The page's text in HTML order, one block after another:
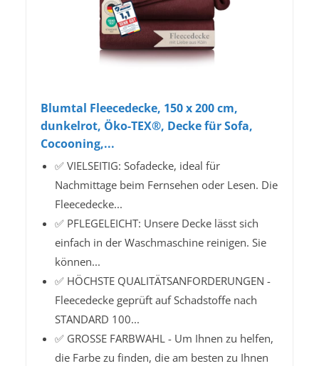
Blumtal Fleecedecke, 150 x 200 cm,
dunkelrot, Öko-TEX®, Decke für Sofa,
Cocooning,...
✅ VIELSEITIG: Sofadecke, ideal für
Nachmittage beim Fernsehen oder Lesen. Die
Fleecedecke...
✅ PFLEGELEICHT: Unsere Decke lässt sich
einfach in der Waschmaschine reinigen. Sie
können...
✅ HÖCHSTE QUALITÄTSANFORDERUNGEN -
Fleecedecke geprüft auf Schadstoffe nach
STANDARD 100...
✅ GROSSE FARBWAHL - Um Ihnen zu helfen,
die Farbe zu finden, die am besten zu Ihnen